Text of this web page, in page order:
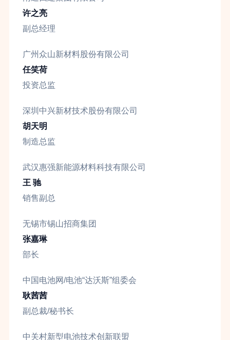
许之亮
副总经理
广州众山新材料股份有限公司
任笑荷
投资总监
深圳中兴新材技术股份有限公司
胡天明
制造总监
武汉惠强新能源材料科技有限公司
王 驰
销售副总
无锡市锡山招商集团
张嘉琳
部长
中国电池网/电池“达沃斯”组委会
耿茜茜
副总裁/秘书长
中关村新型电池技术创新联盟